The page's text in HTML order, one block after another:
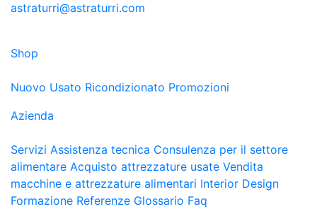
astraturri@astraturri.com
Shop
Nuovo Usato Ricondizionato Promozioni
Azienda
Servizi Assistenza tecnica Consulenza per il settore
alimentare Acquisto attrezzature usate Vendita
macchine e attrezzature alimentari Interior Design
Formazione Referenze Glossario Faq